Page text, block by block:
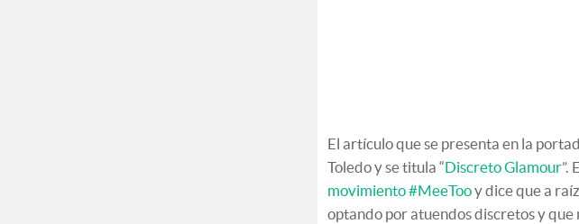
El artículo que se presenta en la
Toledo y se titula “Discreto Glamour”.
movimiento #MeeTooy dice que a
optando por atuendos discretos y que